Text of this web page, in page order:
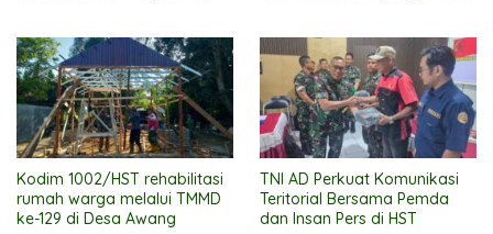
Kodim 1002/HST rehabilitasi
rumah warga melalui TMMD
ke-129 di Desa Awang
TNI AD Perkuat Komunikasi
Teritorial Bersama Pemda
dan Insan Pers di HST